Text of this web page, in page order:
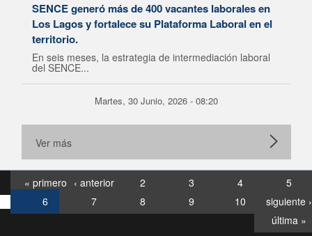
SENCE generó más de 400 vacantes laborales en
Los Lagos y fortalece su Plataforma Laboral en el
territorio.
En seis meses, la estrategia de intermediación laboral
del SENCE...
Martes, 30 Junio, 2026 - 08:20
Ver más
« primero ‹ anterior 2 3 4
5
6
7 8 9 10
siguiente ›
última »